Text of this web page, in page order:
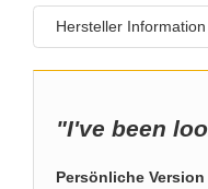
Hersteller
"I've been
Persönliche